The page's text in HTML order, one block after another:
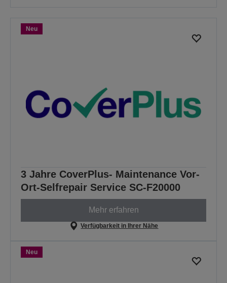
Neu
3 Jahre CoverPlus- Maintenance Vor-
Ort-Selfrepair Service SC-F20000
Mehr erfahren
Verfügbarkeit in Ihrer Nähe
Neu